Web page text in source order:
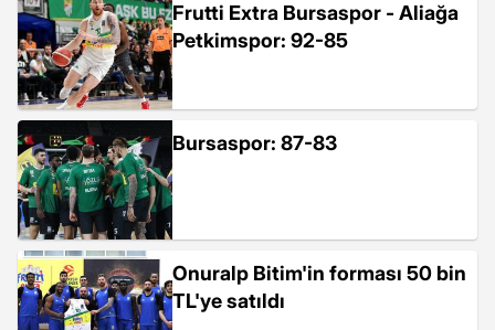
Venice: 89...
Frutti Extra Bursaspor - Aliağa
Petkimspor: 92-85
Bursaspor: 87-83
Onuralp Bitim'in forması 50 bin
TL'ye satıldı